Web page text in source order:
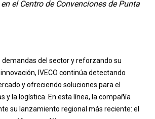
el Centro de Convenciones de Punta
demandas del sector y reforzando su
IVECO continúa detectando
y ofreciendo soluciones para el
y la logística. En esta línea, la compañía
su lanzamiento regional más reciente: el